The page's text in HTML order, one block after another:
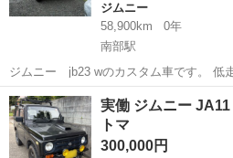
ジムニー
58,900km
0年
南部駅
ジムニー jb23 wのカスタム車です。 低走行6万キロ台km！！！ 多少
伸びます。 走り、灯火類、問題無しです！！ エンジン良好！ オイル
交換3000キロ毎にしております。 車検
初年度検査...
和歌山 日高郡 南部駅
実働 ジムニー
トマ
300,000円